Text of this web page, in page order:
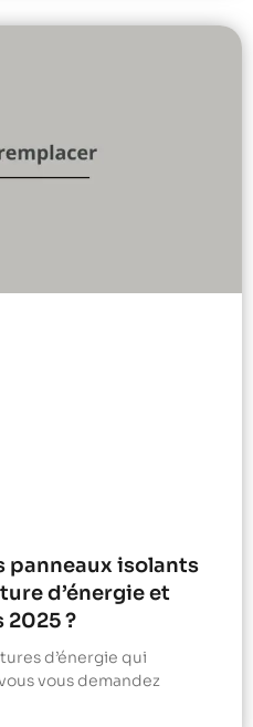
panneaux isolants
d’énergie et
2025 ?
d’énergie qui
vous demandez